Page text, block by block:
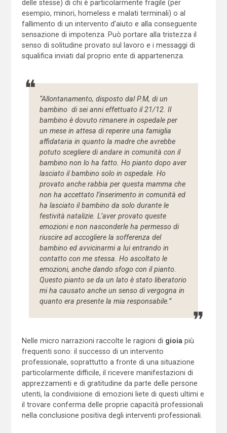
delle stesse) di chi è particolarmente fragile (per
esempio, minori, homeless e malati terminali) o al
fallimento di un intervento d’aiuto e alla conseguente
sensazione di impotenza. Può portare alla tristezza il
senso di solitudine provato sul lavoro e i messaggi di
squalifica inviati dal proprio ente di appartenenza.
“Allontanamento, disposto dal P.M, di un
bambino di sei anni effettuato il 21/12. Il
bambino è dovuto rimanere in ospedale per
un mese in attesa di reperire una famiglia
affidataria in quanto la madre che avrebbe
potuto scegliere di andare in comunità con il
bambino non lo ha fatto. Ho pianto dopo aver
lasciato il bambino solo in ospedale. Ho
provato anche rabbia per questa mamma che
non ha accettato l’inserimento in comunità ed
ha lasciato il bambino da solo durante le
festività natalizie. L’aver provato queste
emozioni e non nasconderle ha permesso di
riuscire ad accogliere la sofferenza del
bambino ed avvicinarmi a lui entrando in
contatto con me stessa. Ho ascoltato le
emozioni, anche dando sfogo con il pianto.
Questo pianto se da un lato è stato liberatorio
mi ha causato anche un senso di vergogna in
quanto era presente la mia responsabile.”
Nelle micro narrazioni raccolte le ragioni di gioia più
frequenti sono: il successo di un intervento
professionale, soprattutto a fronte di una situazione
particolarmente difficile, il ricevere manifestazioni di
apprezzamenti e di gratitudine da parte delle persone
utenti, la condivisione di emozioni liete di questi ultimi e
il trovare conferma delle proprie capacità professionali
nella conclusione positiva degli interventi professionali.